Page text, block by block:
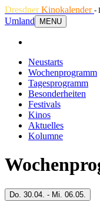
DresdnerKinokalender -
Umland
MENU
Neustarts
Wochenprogramm
Tagesprogramm
Besonderheiten
Festivals
Kinos
Aktuelles
Kolumne
Do. 30.04. - Mi. 06.05.